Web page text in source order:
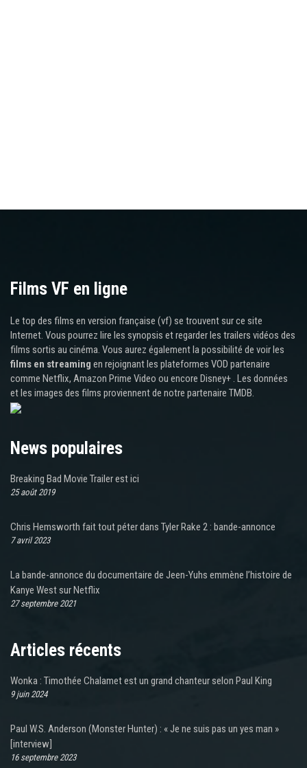
Films VF en ligne
Le top des films en version française (vf) se trouvent sur ce site
Internet. Vous pourrez lire les synopsis et regarder les trailers vidéos des
films sortis au cinéma. Vous aurez également la possibilité de voir les
films en streaming en rejoignant les plateformes VOD partenaire
comme Netflix, Amazon Prime Video ou encore Disney+ . Les données
et les images des films proviennent de notre partenaire TMDB.
News populaires
Breaking Bad Movie Trailer est ici
25 août 2019
Chris Hemsworth fait tout péter dans Tyler Rake 2 : bande-annonce
7 avril 2023
La bande-annonce du documentaire de Jeen-Yuhs emmène l’histoire de
Kanye West sur Netflix
27 septembre 2021
Articles récents
Wonka : Timothée Chalamet est un grand chanteur selon Paul King
9 juin 2024
Paul W.S. Anderson (Monster Hunter) : « Je ne suis pas un yes man »
[interview]
16 septembre 2023